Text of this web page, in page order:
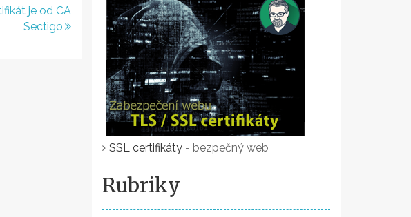
je od CA
Sectigo
SSL certifikáty - bezpečný web
Rubriky